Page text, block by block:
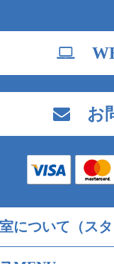
お
について（ス